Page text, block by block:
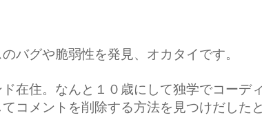
バグや脆弱性を発見、オカタイです。
在住。なんと１０歳にして独学でコーデ
コメントを削除する方法を見つけだしたと